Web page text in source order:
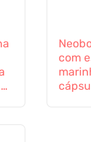
com